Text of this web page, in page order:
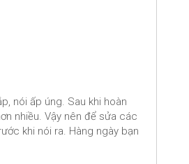
nói ấp úng. Sau khi hoàn
nhiều. Vậy nên để sửa các
khi nói ra. Hàng ngày bạn